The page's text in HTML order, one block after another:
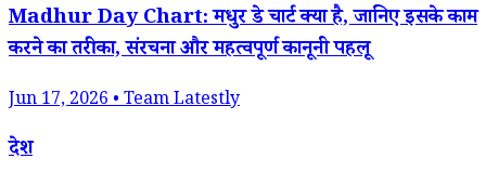
Madhur Day Chart: मधुर डे चार्ट क्या है, जानिए इसके काम
करने का तरीका, संरचना और महत्वपूर्ण कानूनी पहलू
Jun 17, 2026 • Team Latestly
देश